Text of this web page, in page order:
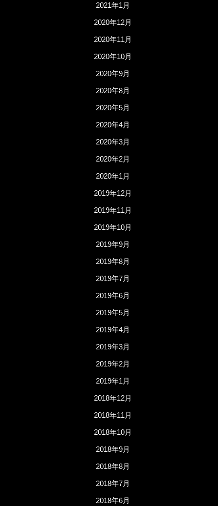
2021年1月
2020年12月
2020年11月
2020年10月
2020年9月
2020年8月
2020年5月
2020年4月
2020年3月
2020年2月
2020年1月
2019年12月
2019年11月
2019年10月
2019年9月
2019年8月
2019年7月
2019年6月
2019年5月
2019年4月
2019年3月
2019年2月
2019年1月
2018年12月
2018年11月
2018年10月
2018年9月
2018年8月
2018年7月
2018年6月